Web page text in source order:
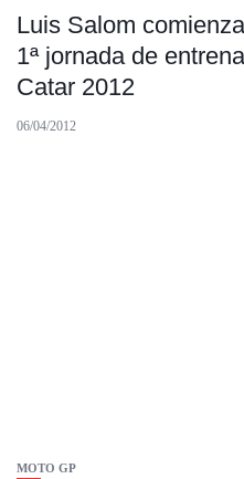
Luis Salom
1ª jornada de
Catar 2012
06/04/2012
MOTO GP